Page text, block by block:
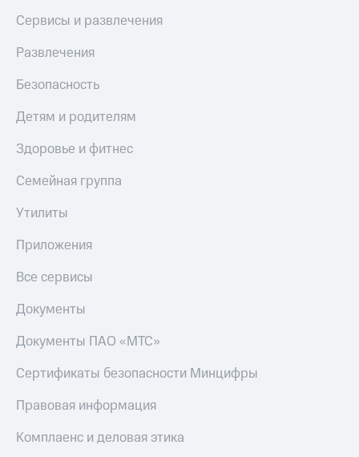
Сервисы и развлечения
Развлечения
Безопасность
Детям и родителям
Здоровье и фитнес
Семейная группа
Утилиты
Приложения
Все сервисы
Документы
Документы ПАО «МТС»
Сертификаты безопасности Минцифры
Правовая информация
Комплаенс и деловая этика